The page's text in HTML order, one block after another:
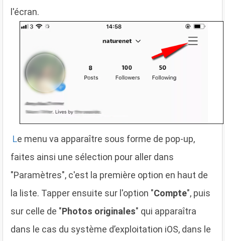
l'écran.
Le menu va apparaître sous forme de pop-up,
faites ainsi une sélection pour aller dans
"Paramètres", c'est la première option en haut de
la liste. Tapper ensuite sur l'option "Compte", puis
sur celle de "Photos originales" qui apparaîtra
dans le cas du système d’exploitation iOS, dans le